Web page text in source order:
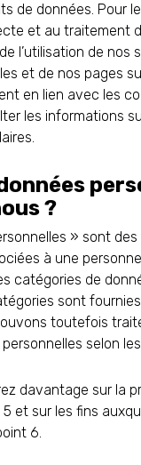
de données. Pour
et au traitement
l’utilisation de nos
et de nos pages
en lien avec les
les informations
?
» sont
à une
catégories de
sont
toutefois
selon
davantage sur la
et sur les fins
6.